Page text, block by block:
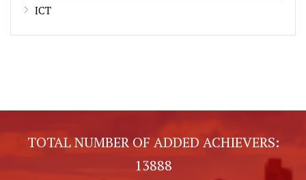
ICT
TOTAL NUMBER OF ADDED ACHIEVERS:
13888